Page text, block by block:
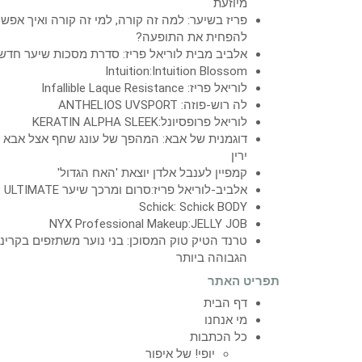
מיוזעת
פריז בשיער: למה זה קורה, למי זה קורה ואיך
להפחית את התופעה?
אלביב מבית לוריאל פריז: סדרת מסכות שיער
Intuition:Intuition Blossom
לוריאל פריז: Infallible Laque Resistance
לה רוש-פוזה: ANTHELIOS UVSPORT
לוריאל פרופסיונל:KERATIN ALPHA SLEEK
דוגמנית של אבא: המהפך של עונג שחף אצל אבא
ירין
קמפיין לענבל אלדן יוצאת 'האח הגדול'
אלביב-לוריאל פריז:סרום ומרכך שיער ULTIMATE
Schick: Schick BODY
NYX Professional Makeup:JELLY JOB
טרנד הטיק טוק המסוכן: בני נוער משתזפים
הגבוהה ביותר
תפריט האתר
דף הבית
מי אנחנו
כל הכתבות
יופי! של איפור